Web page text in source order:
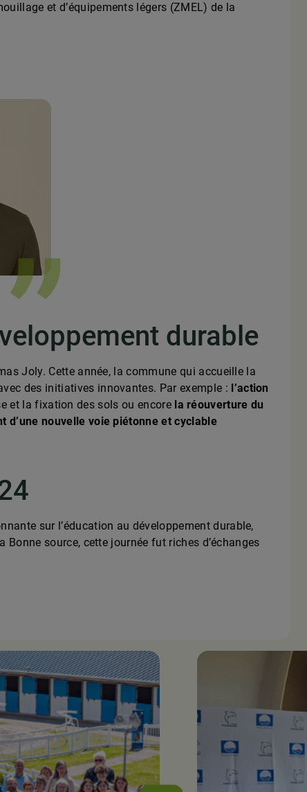
et d’équipements légers (ZMEL) de la
durable
Joly. Cette année, la commune qui accueille la
des initiatives innovantes. Par exemple : l’action
et la fixation des sols ou encore la réouverture du
d’une nouvelle voie piétonne et cyclable
sur l’éducation au développement durable,
source, cette journée fut riches d’échanges